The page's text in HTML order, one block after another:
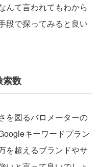
んて言われてもわから
で探ってみると良い
索数
を図るバロメーターの
キーワードプラン
を超えるブランドやサ